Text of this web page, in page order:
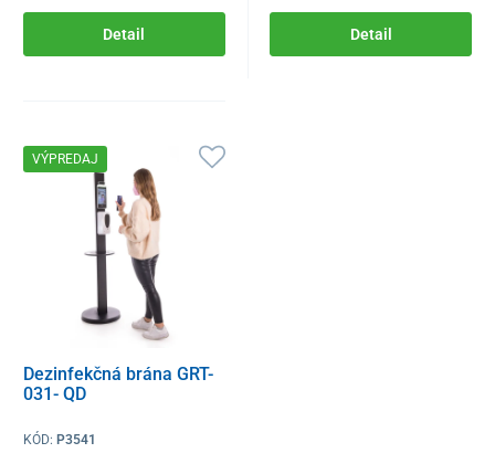
Detail Detail
VÝPREDAJ
Dezinfekčná brána GRT-
031- QD
KÓD: P3541